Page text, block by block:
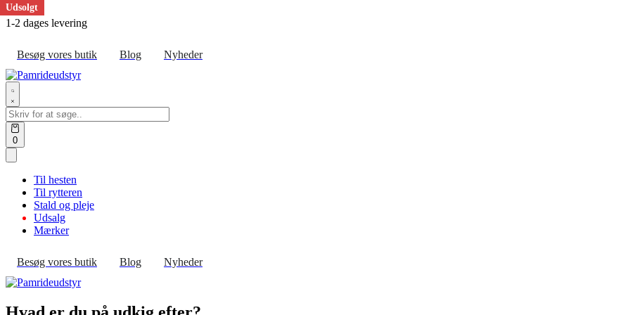
Skip
to
1-2 dages levering
Besøg vores butik Blog Nyheder
Search
for:
0Open
cart
Til hesten
Til rytteren
Stald og pleje
Udsalg
Mærker
Besøg vores butik Blog Nyheder
Udsolgt